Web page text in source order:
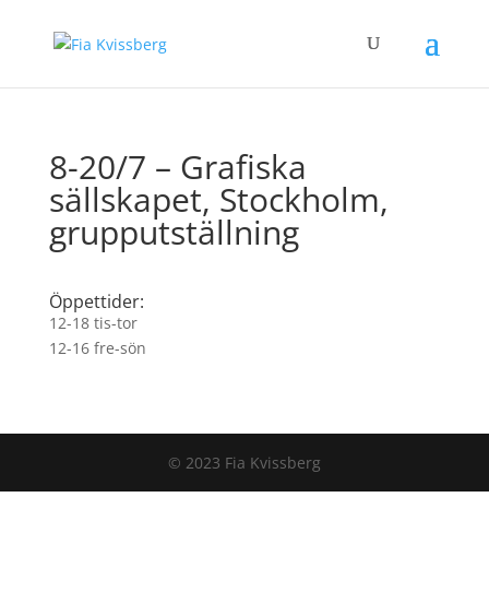
8-20/7 – Grafiska
sällskapet, Stockholm,
grupputställning
Öppettider:
12-18 tis-tor
12-16 fre-sön
© 2023 Fia Kvissberg